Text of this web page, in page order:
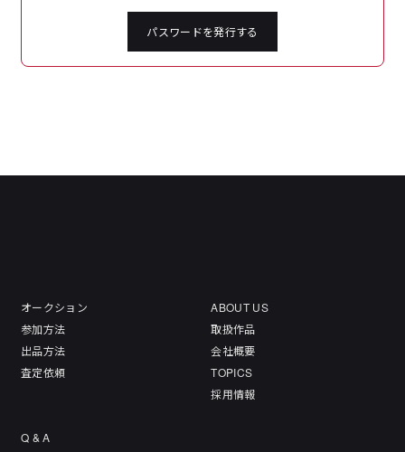
パスワードを発行する
オークション
参加方法
出品方法
査定依頼
ABOUT US
取扱作品
会社概要
TOPICS
採用情報
Q & A